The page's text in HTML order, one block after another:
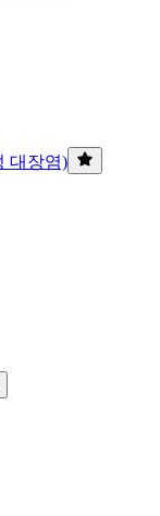
대장염)